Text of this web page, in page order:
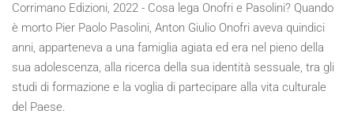
Corrimano Edizioni, 2022 - Cosa lega Onofri e Pasolini? Quando
è morto Pier Paolo Pasolini, Anton Giulio Onofri aveva quindici
anni, apparteneva a una famiglia agiata ed era nel pieno della
sua adolescenza, alla ricerca della sua identità sessuale, tra gli
studi di formazione e la voglia di partecipare alla vita culturale
del Paese.